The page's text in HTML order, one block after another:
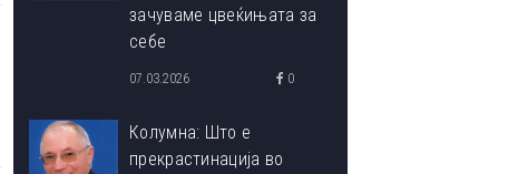
зачуваме цвеќињата за
себе
07.03.2026 0
Колумна: Што е
прекрастинација во